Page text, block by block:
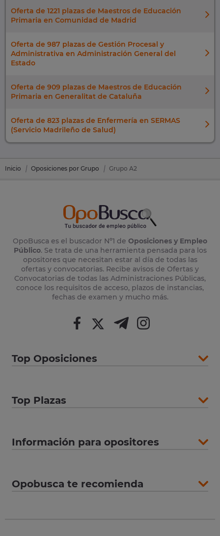
Oferta de 1221 plazas de Maestros de Educación
Primaria en Comunidad de Madrid
Oferta de 987 plazas de Gestión Procesal y
Administrativa en Administración General del
Estado
Oferta de 909 plazas de Maestros de Educación
Primaria en Generalitat de Cataluña
Oferta de 823 plazas de Enfermería en SERMAS
(Servicio Madrileño de Salud)
Inicio Oposiciones por Grupo Grupo A2
OpoBusca es el buscador Nº1 de Oposiciones y Empleo
Público. Se trata de una herramienta pensada para los
opositores que necesitan estar al día de todas las
ofertas y convocatorias. Recibe avisos de Ofertas y
Convocatorias de todas las Administraciones Públicas,
conoce los requisitos de acceso, plazos de instancias,
fechas de examen y mucho más.
Top Oposiciones
Top Plazas
Información para opositores
Opobusca te recomienda